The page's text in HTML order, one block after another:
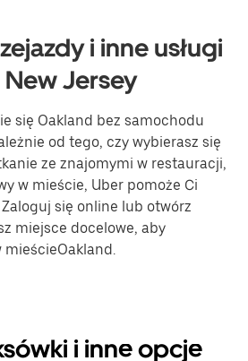
i inne usługi
Jersey
się Oakland bez samochodu
od tego, czy wybierasz się
ze znajomymi w restauracji,
w mieście, Uber pomoże Ci
się online lub otwórz
miejsce docelowe, aby
mieścieOakland.
i inne opcje